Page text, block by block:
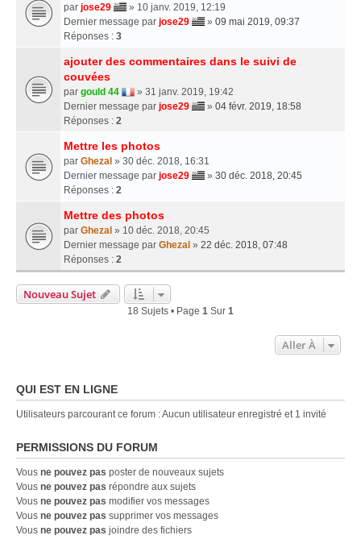
par jose29
» 10 janv. 2019, 12:19
Dernier message par jose29 » 09 mai 2019, 09:37
Réponses : 3
ajouter des commentaires dans le suivi de
couvées
par gould 44
» 31 janv. 2019, 19:42
Dernier message par jose29 » 04 févr. 2019, 18:58
Réponses : 2
Mettre les photos
par Ghezal » 30 déc. 2018, 16:31
Dernier message par jose29 » 30 déc. 2018, 20:45
Réponses : 2
Mettre des photos
par Ghezal » 10 déc. 2018, 20:45
Dernier message par Ghezal » 22 déc. 2018, 07:48
Réponses : 2
Nouveau Sujet
18 Sujets • Page 1 Sur 1
Aller À
QUI EST EN LIGNE
Utilisateurs parcourant ce forum : Aucun utilisateur enregistré et 1 invité
PERMISSIONS DU FORUM
Vous ne pouvez pas poster de nouveaux sujets
Vous ne pouvez pas répondre aux sujets
Vous ne pouvez pas modifier vos messages
Vous ne pouvez pas supprimer vos messages
Vous ne pouvez pas joindre des fichiers